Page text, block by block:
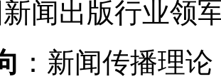
闻出版行业领
：新闻传播理